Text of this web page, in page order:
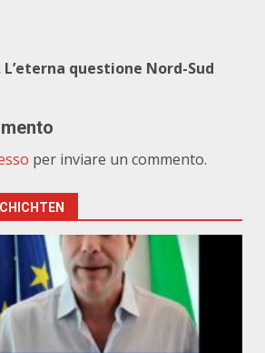
questione Nord-Sud
per inviare un commento.